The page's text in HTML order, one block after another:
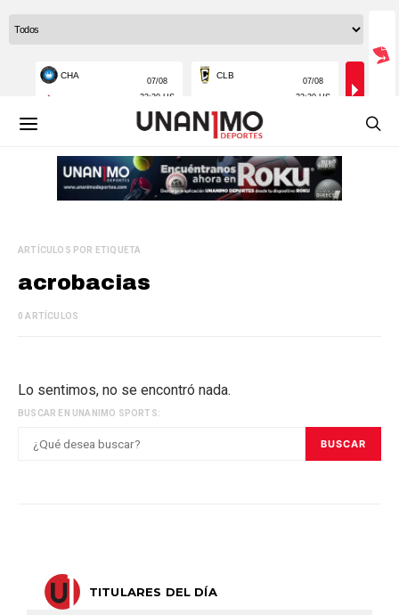
ARTÍCULOS POR ETIQUETA
acrobacias
0 ARTÍCULOS
Lo sentimos, no se encontró nada.
BUSCAR EN UNANIMO SPORTS:
BUSCAR
TITULARES DEL DÍA